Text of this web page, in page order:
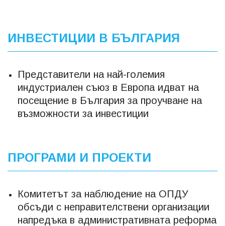
ИНВЕСТИЦИИ В БЪЛГАРИЯ
Представители на най-големия
индустриален съюз в Европа идват на
посещение в България за проучване на
възможности за инвестиции
ПРОГРАМИ И ПРОЕКТИ
Комитетът за наблюдение на ОПДУ
обсъди с неправителствени организации
напредъка в административната реформа